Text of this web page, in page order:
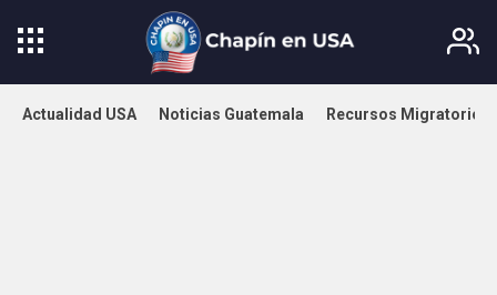
Actualidad USA Noticias Guatemala Recursos Migratorios